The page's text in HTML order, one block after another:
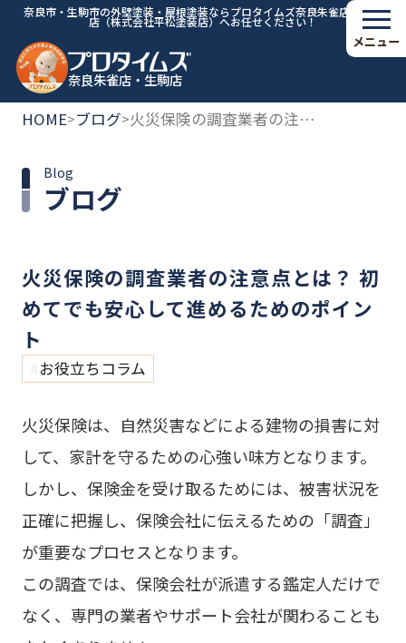
奈良市・生駒市の外壁塗装・屋根塗装ならプロタイムズ奈良朱雀店・生駒
店（株式会社平松塗装店）へお任せください！
奈良朱雀店・生駒店
メニュー
HOME>ブログ> 火災保険の調査業者の注意点とは？ 初めてでも安心して進めるためのポイント
ブログ
Blog
火災保険の調査業者の注意点とは？ 初
めてでも安心して進めるためのポイン
ト
お役立ちコラム
火災保険は、自然災害などによる建物の損害に対
して、家計を守るための心強い味方となります。
しかし、保険金を受け取るためには、被害状況を
正確に把握し、保険会社に伝えるための「調査」
が重要なプロセスとなります。
この調査では、保険会社が派遣する鑑定人だけで
なく、専門の業者やサポート会社が関わることも